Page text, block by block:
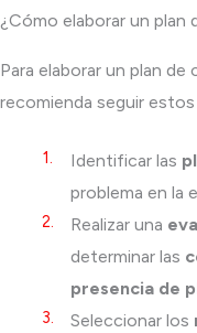
¿Cómo elaborar un plan
Para elaborar un plan
recomienda seguir estos
Identificar las
problema en la
Realizar una
determinar las
presencia de
Seleccionar los